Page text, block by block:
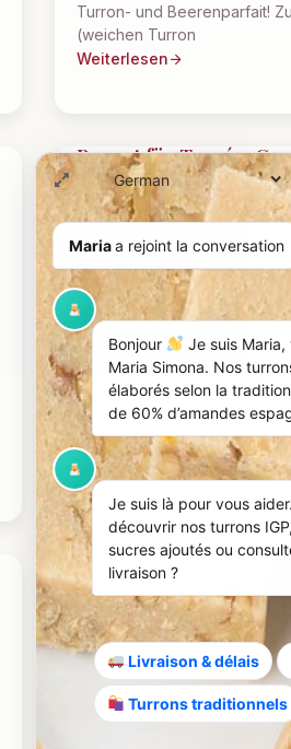
Turron- und Beerenparfait!
(weichen Turron
Weiterlesen
Rezept für Turrón-
Heute präsentiert Ihnen
für Turrón-Cookies! Einfach
perfekt für Ihre Kaffeepause!
Weiterlesen
Turrón-Parfait
Was gibt es Schöneres, als an
Sonntagnachmittag ein
Terrasse zu genießen? Maria
Ihnen heute ein einfaches
für dieses gefrorene Dessert.
Weiterlesen
Mariaa rejoint la conversation
Bonjour
Je suis
Maria Simona. Nos
élaborés selon la
de 60% d’amandes
Je suis là pour vous
découvrir nos turrons
sucres ajoutés ou
livraison ?
Livraison & délais
Turrons traditionnels